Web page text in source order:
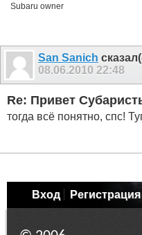
Subaru owner
San Sanich
08.06.2010 22:48
Re: Привет
тогда всё понятно, спс!
Вход Регистрация